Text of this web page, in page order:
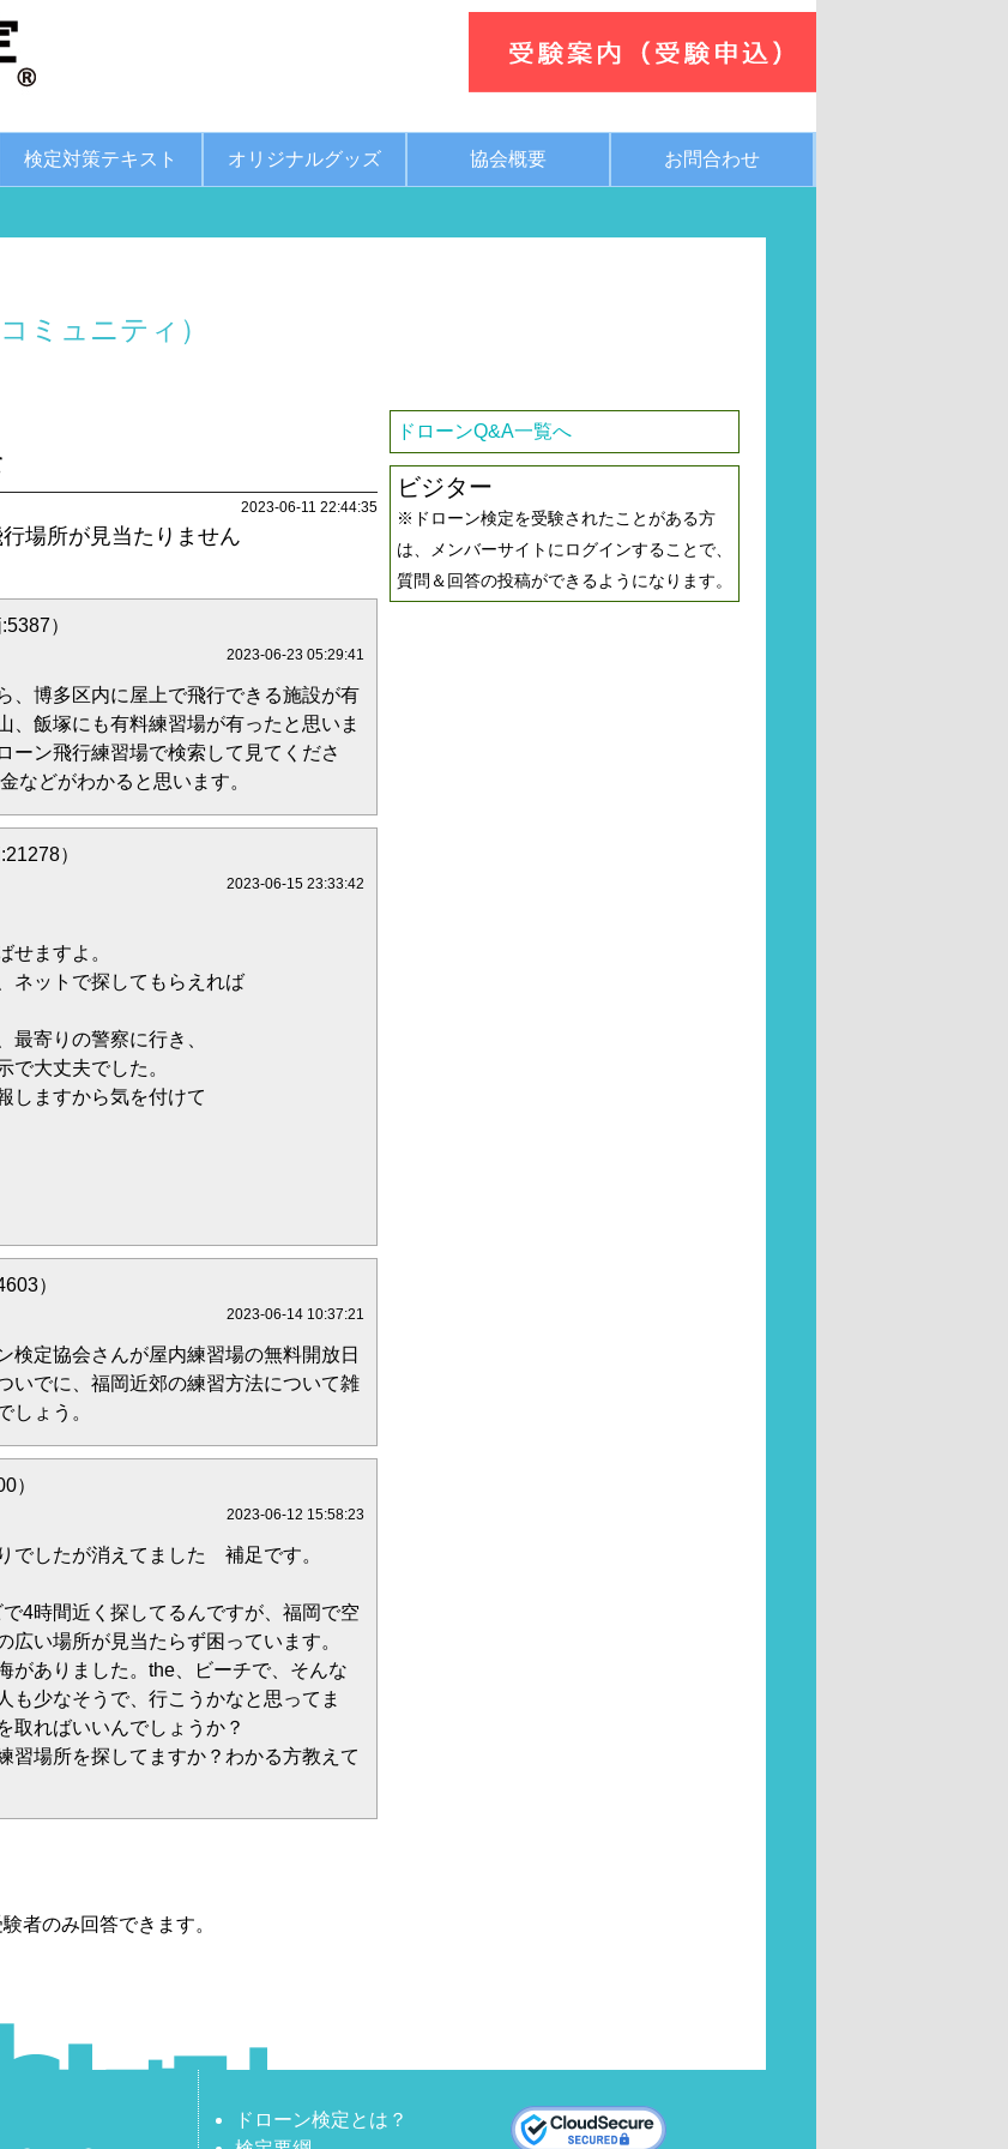
検定対策テキスト オリジナルグッズ 協会概要 お問合わせ
ミュニティ）
2023-06-11 22:44:35
場所が見当たりません
）
2023-06-23 05:29:41
、博多区内に屋上で飛行できる施設が有
、飯塚にも有料練習場が有ったと思いま
ーン飛行練習場で検索して見てくださ
などがわかると思います。
）
2023-06-15 23:33:42
ますよ。
ネットで探してもらえれば
寄りの警察に行き、
大丈夫でした。
しますから気を付けて
）
2023-06-14 10:37:21
検定協会さんが屋内練習場の無料開放日
いでに、福岡近郊の練習方法について雑
しょう。
）
2023-06-12 15:58:23
でしたが消えてました 補足です。
4時間近く探してるんですが、福岡で空
広い場所が見当たらず困っています。
がありました。the、ビーチで、そんな
も少なそうで、行こうかなと思ってま
取ればいいんでしょうか？
習場所を探してますか？わかる方教えて
者のみ回答できます。
ドローンQ&A一覧へ
ビジター
※ドローン検定を受験されたことがある方
は、メンバーサイトにログインすることで、
質問＆回答の投稿ができるようになります。
ドローン検定とは？